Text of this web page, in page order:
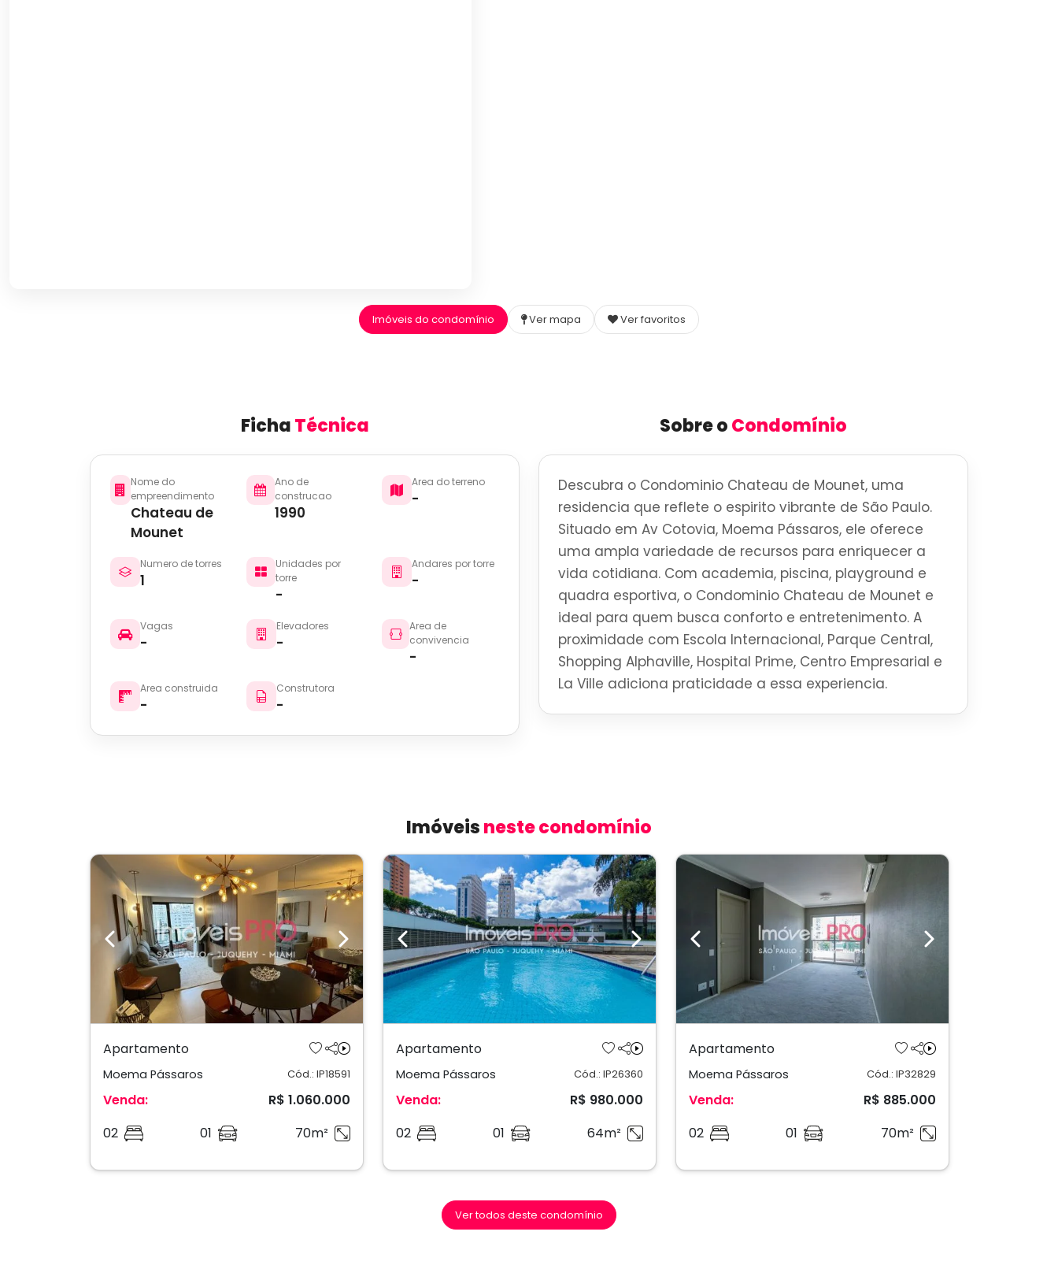
Imóveis do condomínio Ver mapa Ver favoritos
FichaTécnica
Nome do
empreendimento
Chateau de
Mounet
Ano de
construcao
1990
Area do terreno
-
Numero de torres
1
Unidades por
torre
-
Andares por torre
-
Vagas
-
Elevadores
-
Area de
convivencia
-
Area construida
-
Construtora
-
Sobre oCondomínio
Descubra o Condominio Chateau de Mounet, uma
residencia que reflete o espirito vibrante de São Paulo.
Situado em Av Cotovia, Moema Pássaros, ele oferece
uma ampla variedade de recursos para enriquecer a
vida cotidiana. Com academia, piscina, playground e
quadra esportiva, o Condominio Chateau de Mounet e
ideal para quem busca conforto e entretenimento. A
proximidade com Escola Internacional, Parque Central,
Shopping Alphaville, Hospital Prime, Centro Empresarial e
La Ville adiciona praticidade a essa experiencia.
Imóveisneste condomínio
Previous Next
Apartamento
Moema Pássaros Cód.: IP18591
Venda:
R$ 1.060.000
02
01 70m²
Previous Next
Apartamento
Moema Pássaros Cód.: IP26360
Venda:
R$ 980.000
02
01 64m²
Previous Next
Apartamento
Moema Pássaros Cód.: IP32829
Venda:
R$ 885.000
02
01 70m²
Ver todos deste condomínio